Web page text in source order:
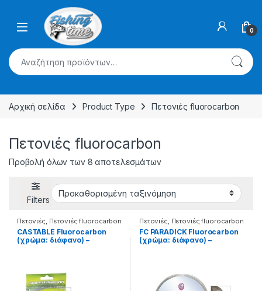
Skip to navigation
0
Αναζήτηση για:
Αρχική σελίδα Product Type Πετονιές fluorocarbon
Πετονιές fluorocarbon
Προβολή όλων των 8 αποτελεσμάτων
Filters
Πετονιές, Πετονιές fluorocarbon
CASTABLE Fluorocarbon
(χρώμα: διάφανο) –
Πετονιές, Πετονιές fluorocarbon
FC PARADICK Fluorocarbon
(χρώμα: διάφανο) –